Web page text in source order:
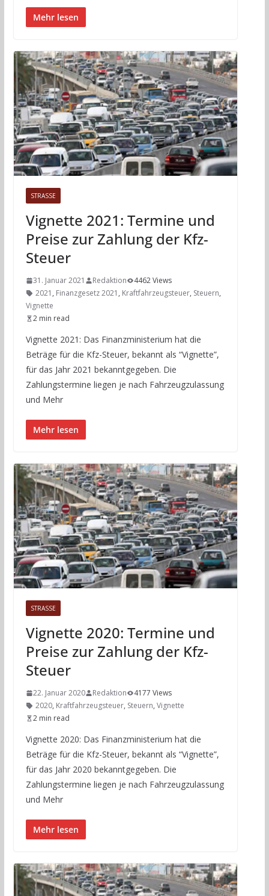
Mehr lesen
STRASSE
Vignette 2021: Termine und
Preise zur Zahlung der Kfz-
Steuer
31. Januar 2021 Redaktion
4462 Views
2021 , Finanzgesetz 2021 , Kraftfahrzeugsteuer, Steuern,
Vignette
2 min read
Vignette 2021: Das Finanzministerium hat die
Beträge für die Kfz-Steuer, bekannt als “Vignette”,
für das Jahr 2021 bekanntgegeben. Die
Zahlungstermine liegen je nach Fahrzeugzulassung
und Mehr
Mehr lesen
STRASSE
Vignette 2020: Termine und
Preise zur Zahlung der Kfz-
Steuer
22. Januar 2020 Redaktion
4177 Views
2020, Kraftfahrzeugsteuer, Steuern, Vignette
2 min read
Vignette 2020: Das Finanzministerium hat die
Beträge für die Kfz-Steuer, bekannt als “Vignette”,
für das Jahr 2020 bekanntgegeben. Die
Zahlungstermine liegen je nach Fahrzeugzulassung
und Mehr
Mehr lesen